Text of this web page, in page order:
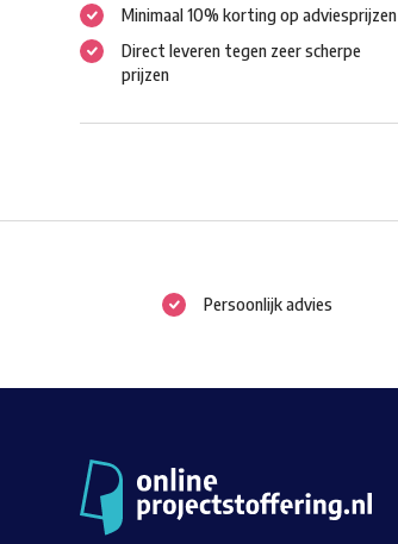
Minimaal 10% korting op adviesprijzen
Direct leveren tegen zeer scherpe
prijzen
Persoonlijk advies